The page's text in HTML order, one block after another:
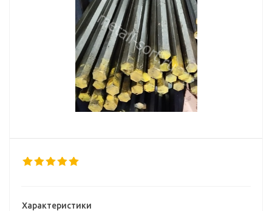
Характеристики